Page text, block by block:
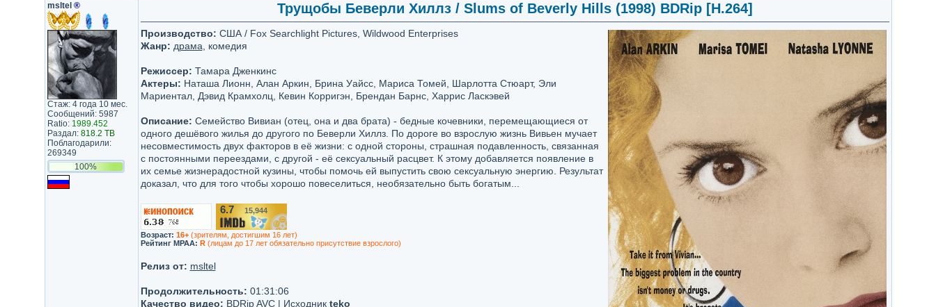
msltel ®
Стаж: 4 года 10 мес.
Сообщений: 5987
Ratio: 1989.452
Раздал: 818.2 TB
Поблагодарили:
269349
100%
Трущобы Беверли Хиллз / Slums of Beverly Hills (1998) BDRip [H.264]
Производство: США / Fox Searchlight Pictures, Wildwood Enterprises
Жанр: драма , комедия
Режиссер: Тамара Дженкинс
Актеры: Наташа Лионн, Алан Аркин, Брина Уайсс, Мариса Томей, Шарлотта Стюарт, Эли
Мариентал, Дэвид Крамхолц, Кевин Корригэн, Брендан Барнс, Харрис Ласкэвей
Описание: Семейство Вивиан (отец, она и два брата) - бедные кочевники, перемещающиеся от
одного дешёвого жилья до другого по Беверли Хиллз. По дороге во взрослую жизнь Вивьен мучает
несовместимость двух факторов в её жизни: с одной стороны, страшная подавленность, связанная
с постоянными переездами, с другой - её сексуальный расцвет. К этому добавляется появление в
их семье жизнерадостной кузины, чтобы помочь ей выпустить свою сексуальную энергию. Результат
доказал, что для того чтобы хорошо повеселиться, необязательно быть богатым...
6.7 15,944
Возраст: 16+(зрителям, достигшим 16 лет)
Рейтинг MPAA: R(лицам до 17 лет обязательно присутствие взрослого)
Релиз от: msltel
Продолжительность: 01:31:06
Качество видео: BDRip AVC | Исходник teko